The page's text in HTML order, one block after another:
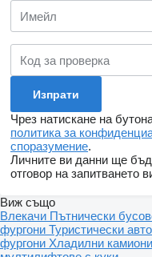
Чрез натискане на
политика за
споразумение.
Личните ви данни ще
отговор на запитването
Виж също
Влекачи Пътнически
фургони Туристически
фургони Хладилни камиони